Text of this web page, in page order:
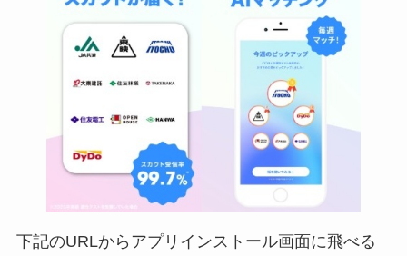
下記のURLからアプリインストール画面に飛べる